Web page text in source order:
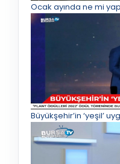
Ocak ayında ne mi
Büyükşehir’in ‘yeşil’